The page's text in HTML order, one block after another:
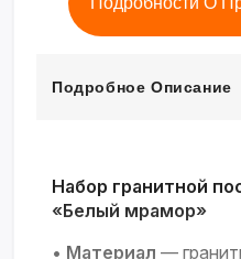
Подробное Описание
Набор гранитной
«Белый мрамор»
• Материал —